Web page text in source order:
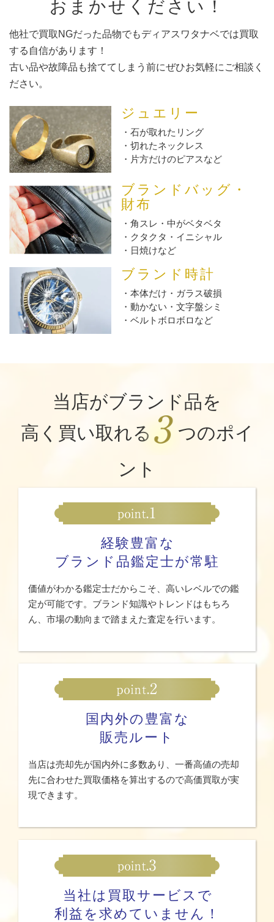
おまかせください！
他社で買取NGだった品物でもディアスワタナベでは買取
する自信があります！
古い品や故障品も捨ててしまう前にぜひお気軽にご相談く
ださい。
ジュエリー
石が取れたリング
切れたネックレス
片方だけのピアスなど
ブランドバッグ・
財布
角スレ・中がベタベタ
クタクタ・イニシャル
日焼けなど
ブランド時計
本体だけ・ガラス破損
動かない・文字盤シミ
ベルトボロボロなど
当店がブランド品を
高く買い取れる
つのポイ
ント
経験豊富な
ブランド品鑑定士が常駐
価値がわかる鑑定士だからこそ、高いレベルでの鑑
定が可能です。ブランド知識やトレンドはもちろ
ん、市場の動向まで踏まえた査定を行います。
国内外の豊富な
販売ルート
当店は売却先が国内外に多数あり、一番高値の売却
先に合わせた買取価格を算出するので高価買取が実
現できます。
当社は買取サービスで
利益を求めていません！